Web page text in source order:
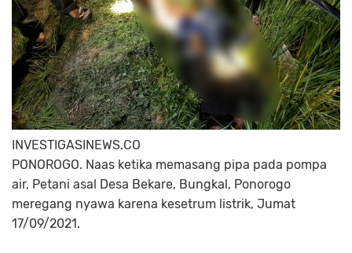
INVESTIGASINEWS.CO
PONOROGO. Naas ketika memasang pipa pada pompa
air, Petani asal Desa Bekare, Bungkal, Ponorogo
meregang nyawa karena kesetrum listrik, Jumat
17/09/2021.